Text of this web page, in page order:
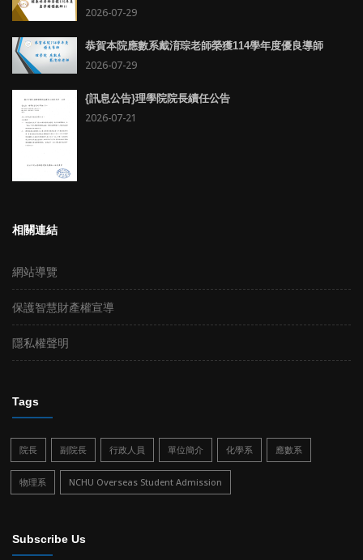
2026-07-29
恭賀本院應數系戴淯琮老師榮獲114學年度優良導師
2026-07-29
{訊息公告}理學院院長續任公告
2026-07-21
相關連結
網站導覽
保護智慧財產權宣導
隱私權聲明
Tags
院長 副院長 行政人員 單位簡介 化學系 應數系
物理系 NCHU Overseas Student Admission
Subscribe Us